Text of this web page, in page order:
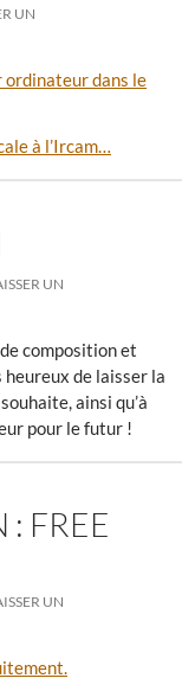
UN
ordinateur dans le
à l’Ircam…
UN
composition et
heureux de laisser la
ainsi qu’à
pour le futur !
: FREE
UN